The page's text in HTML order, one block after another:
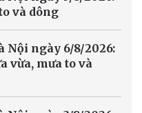
và dông
Nội ngày 6/8/2026:
vừa, mưa to và